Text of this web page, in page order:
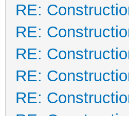
RE:
RE:
RE:
RE:
RE: